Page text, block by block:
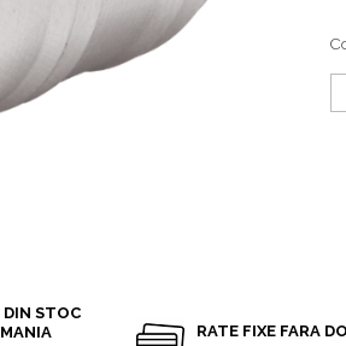
DIN STOC
RATE FIXE FARA